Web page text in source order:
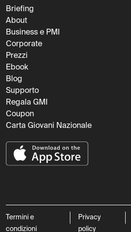
Briefing
About
Business e PMI
Corporate
Prezzi
Ebook
Blog
Supporto
Regala GMI
Coupon
Carta Giovani Nazionale
Termini e
condizioni
Privacy
policy